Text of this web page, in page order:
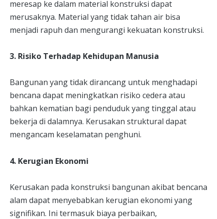
meresap ke dalam material konstruksi dapat
merusaknya. Material yang tidak tahan air bisa
menjadi rapuh dan mengurangi kekuatan konstruksi.
3. Risiko Terhadap Kehidupan Manusia
Bangunan yang tidak dirancang untuk menghadapi
bencana dapat meningkatkan risiko cedera atau
bahkan kematian bagi penduduk yang tinggal atau
bekerja di dalamnya. Kerusakan struktural dapat
mengancam keselamatan penghuni.
4. Kerugian Ekonomi
Kerusakan pada konstruksi bangunan akibat bencana
alam dapat menyebabkan kerugian ekonomi yang
signifikan. Ini termasuk biaya perbaikan,